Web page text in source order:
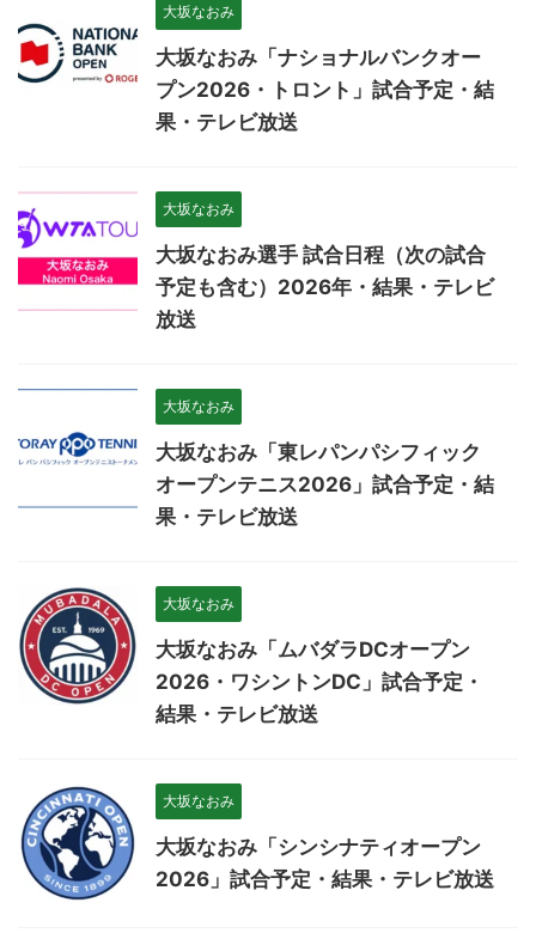
大坂なおみ
大坂なおみ「ナショナルバンクオー
プン2026・トロント」試合予定・結
果・テレビ放送
大坂なおみ
大坂なおみ選手 試合日程（次の試合
予定も含む）2026年・結果・テレビ
放送
大坂なおみ
大坂なおみ「東レパンパシフィック
オープンテニス2026」試合予定・結
果・テレビ放送
大坂なおみ
大坂なおみ「ムバダラDCオープン
2026・ワシントンDC」試合予定・
結果・テレビ放送
大坂なおみ
大坂なおみ「シンシナティオープン
2026」試合予定・結果・テレビ放送